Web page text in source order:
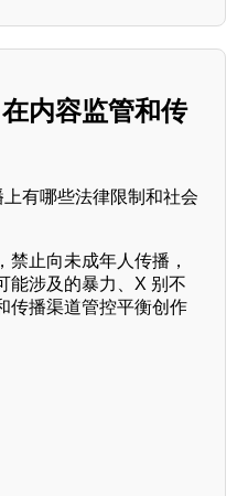
内容监管和传
止向未成年人传播，
能涉及的暴力、X 别不
传播渠道管控平衡创作